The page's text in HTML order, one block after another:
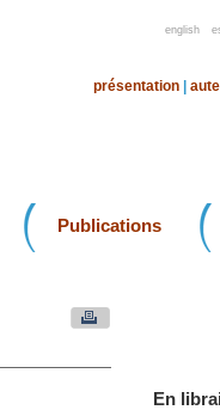
english
présentation
Publications
En